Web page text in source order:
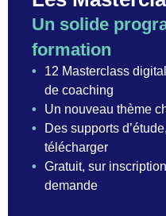
Un solide
formation
•
12 Masterclass
de coaching
•
Un nouveau thème
•
Des supports
télécharger
•
Gratuit, sur
demande